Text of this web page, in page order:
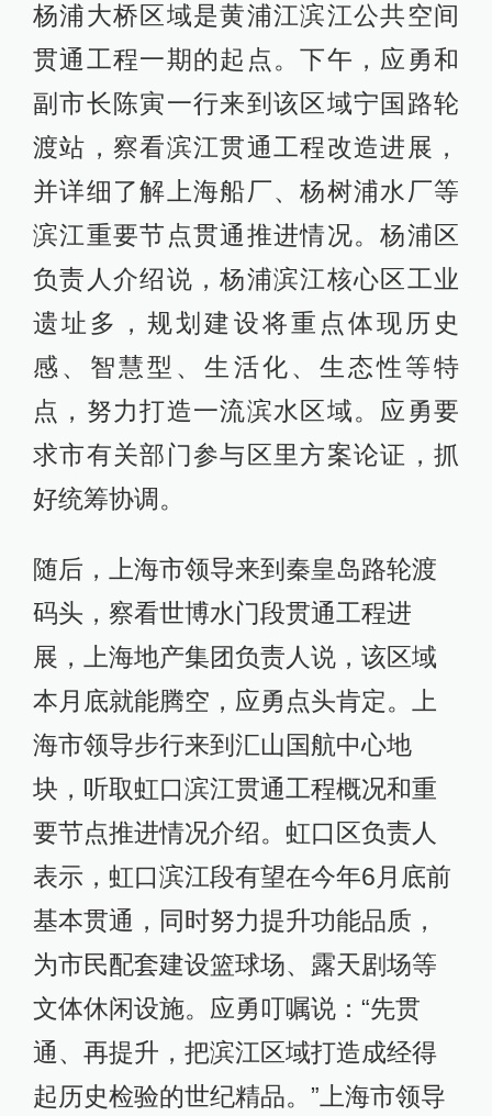
杨浦大桥区域是黄浦江滨江公共空间
贯通工程一期的起点。下午，应勇和
副市长陈寅一行来到该区域宁国路轮
渡站，察看滨江贯通工程改造进展，
并详细了解上海船厂、杨树浦水厂等
滨江重要节点贯通推进情况。杨浦区
负责人介绍说，杨浦滨江核心区工业
遗址多，规划建设将重点体现历史
感、智慧型、生活化、生态性等特
点，努力打造一流滨水区域。应勇要
求市有关部门参与区里方案论证，抓
好统筹协调。
随后，上海市领导来到秦皇岛路轮渡
码头，察看世博水门段贯通工程进
展，上海地产集团负责人说，该区域
本月底就能腾空，应勇点头肯定。上
海市领导步行来到汇山国航中心地
块，听取虹口滨江贯通工程概况和重
要节点推进情况介绍。虹口区负责人
表示，虹口滨江段有望在今年6月底前
基本贯通，同时努力提升功能品质，
为市民配套建设篮球场、露天剧场等
文体休闲设施。应勇叮嘱说：“先贯
通、再提升，把滨江区域打造成经得
起历史检验的世纪精品。”上海市领导